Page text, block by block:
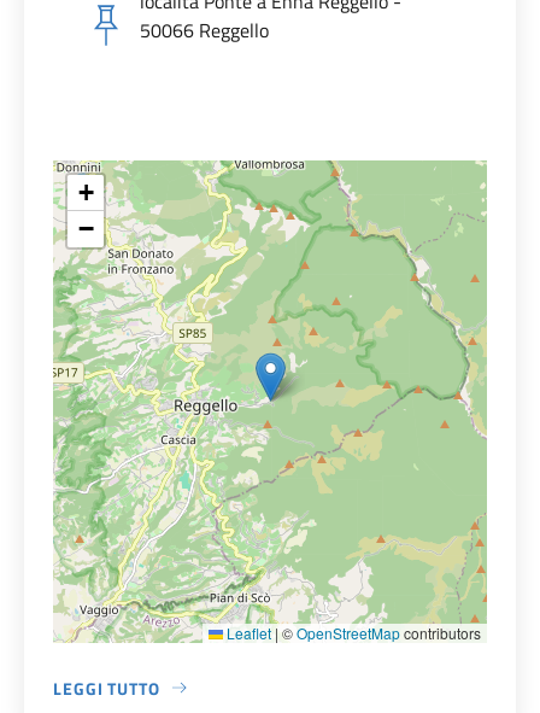
50066 Reggello
+
−
Leaflet |©OpenStreetMapcontributors
LEGGI TUTTO
A PROPOSITO DI CENTRO VISITE REGGELLO NATURA -